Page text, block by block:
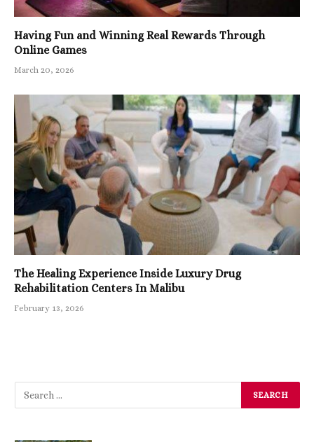
Having Fun and Winning Real Rewards Through
Online Games
March 20, 2026
The Healing Experience Inside Luxury Drug
Rehabilitation Centers In Malibu
February 13, 2026